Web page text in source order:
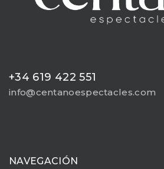
+34 619 422 551
info@centanoespectacles.com
NAVEGACIÓN